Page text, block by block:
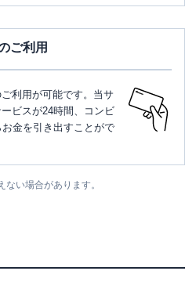
ご利用
利用が可能です。当サ
ビスが24時間、コンビ
金を引き出すことがで
い場合があります。